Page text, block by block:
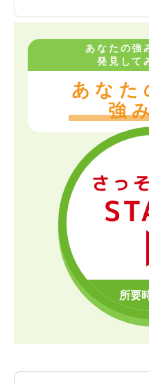
あなたの強
発見して
あなた
強
さっ